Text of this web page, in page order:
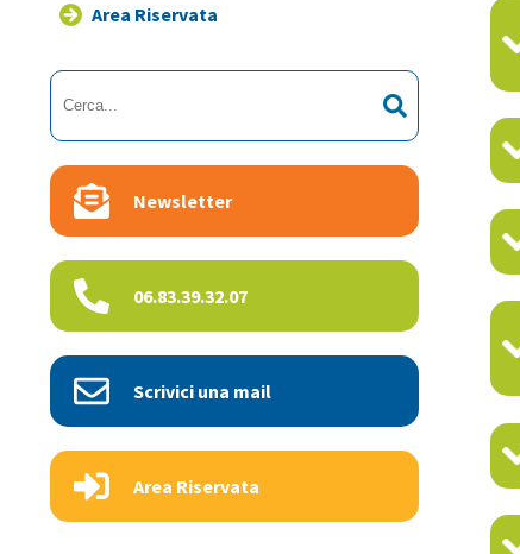
Area Riservata
Newsletter
06.83.39.32.07
Scrivici una mail
Area Riservata